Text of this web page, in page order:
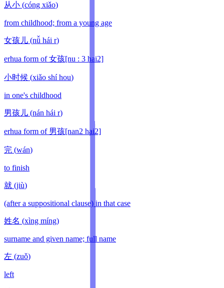
从小 (cóng xiǎo)
from childhood; from a young age
女孩儿 (nǚ hái r)
erhua form of 女孩[nu : 3 hai2]
小时候 (xiǎo shí hou)
in one's childhood
男孩儿 (nán hái r)
erhua form of 男孩[nan2 hai2]
完 (wán)
to finish
就 (jiù)
(after a suppositional clause) in that case
姓名 (xìng míng)
surname and given name; full name
左 (zuǒ)
left